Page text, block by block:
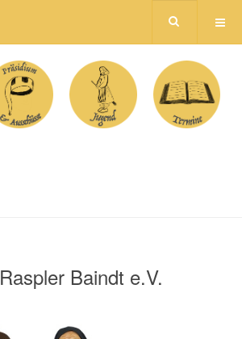
Baindt e.V.